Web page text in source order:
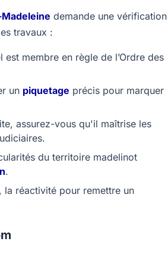
demande une vérification
travaux :
membre en règle de l’Ordre des
un piquetage précis pour marquer
assurez-vous qu'il maîtrise les
du territoire madelinot
.
la réactivité pour remettre un